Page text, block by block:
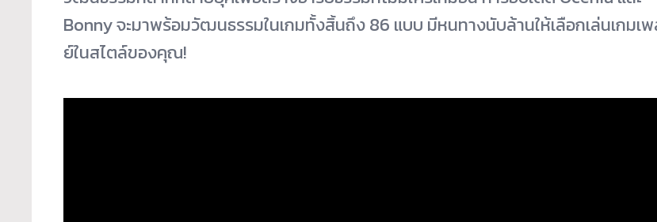
Bonny จะมาพร้อมวัฒนธรรมในเกมทั้งสิ้นถึง 86 แบบ มีหนทางนับล้านให้เลือกเล่นเกมเ
ย์ในสไตล์ของคุณ!